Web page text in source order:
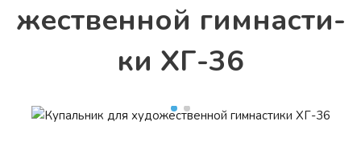
жес­твен­ной гим­насти­
ки ХГ-36